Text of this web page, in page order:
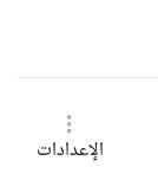
حجم الخطالإعدادات